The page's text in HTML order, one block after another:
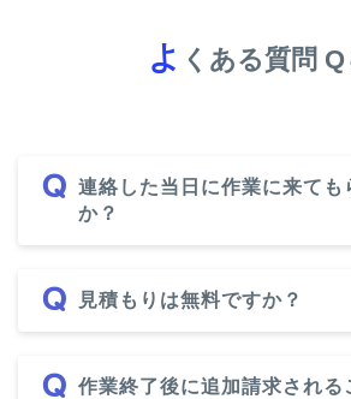
よ くある質問
連絡した当日に作業に来ても
か？
見積もりは無料ですか？
作業終了後に追加請求される